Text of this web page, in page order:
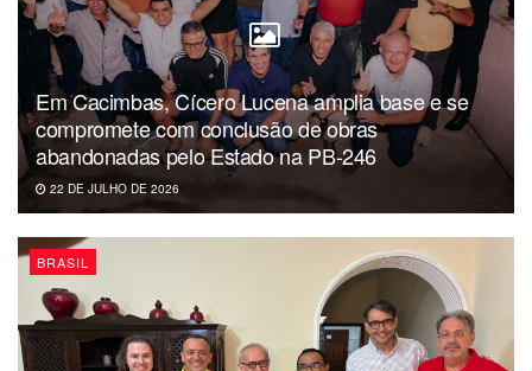
Em Cacimbas, Cícero Lucena amplia base e se
compromete com conclusão de obras
abandonadas pelo Estado na PB-246
22 DE JULHO DE 2026
BRASIL